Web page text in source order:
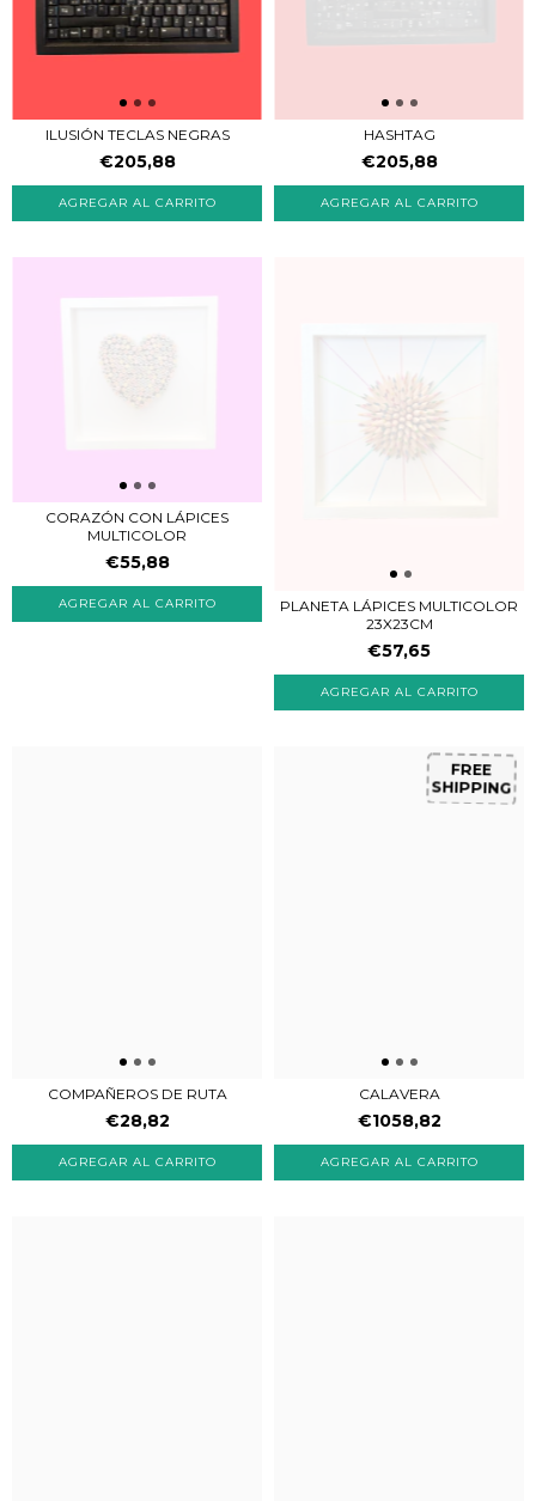
ILUSIÓN TECLAS NEGRAS
€205,88
HASHTAG
€205,88
CORAZÓN CON LÁPICES
MULTICOLOR
€55,88
PLANETA LÁPICES MULTICOLOR
23X23CM
€57,65
COMPAÑEROS DE RUTA
€28,82
FREE
SHIPPING
CALAVERA
€1058,82